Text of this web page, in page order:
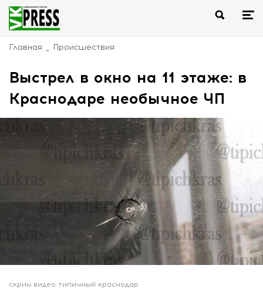
Главная Происшествия
Выстрел в окно на 11 этаже: в
Краснодаре необычное ЧП
скрин видео типичный краснодар